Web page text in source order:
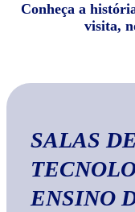
Conheça a
visita,
SALAS
ENSINO